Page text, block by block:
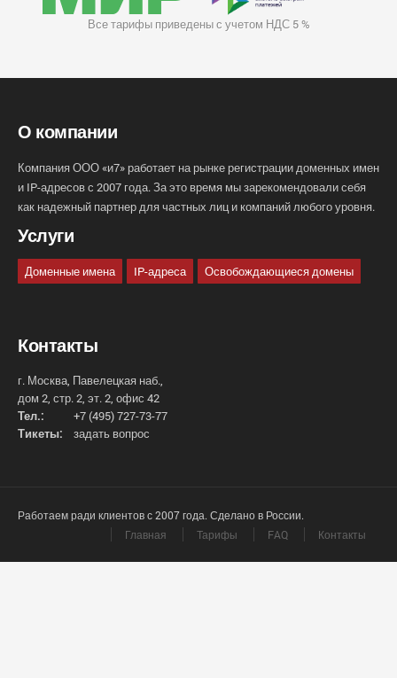
Все тарифы приведены с учетом НДС 5 %
О компании
Компания ООО «и7» работает на рынке регистрации доменных имен
и IP-адресов с 2007 года. За это время мы зарекомендовали себя
как надежный партнер для частных лиц и компаний любого уровня.
Услуги
Доменные имена IP-адреса Освобождающиеся домены
Контакты
г. Москва, Павелецкая наб.,
дом 2, стр. 2, эт. 2, офис 42
Тел.:
+7 (495) 727-73-77
Тикеты:
задать вопрос
Работаем ради клиентов с 2007 года. Сделано в России.
Главная
Тарифы FAQ Контакты